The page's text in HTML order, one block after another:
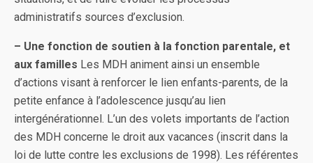
administratifs sources d’exclusion.
– Une fonction de soutien à la fonction parentale, et
aux familles Les MDH animent ainsi un ensemble
d’actions visant à renforcer le lien enfants-parents, de la
petite enfance à l’adolescence jusqu’au lien
intergénérationnel. L’un des volets importants de l’action
des MDH concerne le droit aux vacances (inscrit dans la
loi de lutte contre les exclusions de 1998). Les référentes